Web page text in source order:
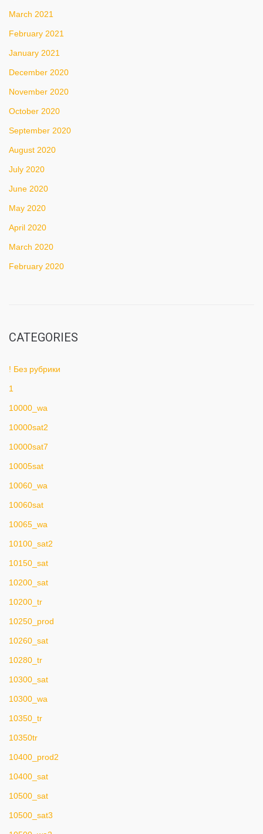
March 2021
February 2021
January 2021
December 2020
November 2020
October 2020
September 2020
August 2020
July 2020
June 2020
May 2020
April 2020
March 2020
February 2020
CATEGORIES
! Без рубрики
1
10000_wa
10000sat2
10000sat7
10005sat
10060_wa
10060sat
10065_wa
10100_sat2
10150_sat
10200_sat
10200_tr
10250_prod
10260_sat
10280_tr
10300_sat
10300_wa
10350_tr
10350tr
10400_prod2
10400_sat
10500_sat
10500_sat3